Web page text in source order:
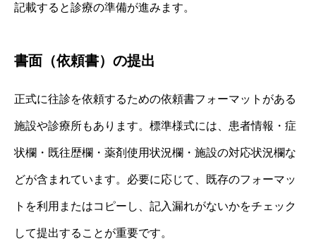
記載すると診療の準備が進みます。
書面（依頼書）の提出
正式に往診を依頼するための依頼書フォーマットがある
施設や診療所もあります。標準様式には、患者情報・症
状欄・既往歴欄・薬剤使用状況欄・施設の対応状況欄な
どが含まれています。必要に応じて、既存のフォーマッ
トを利用またはコピーし、記入漏れがないかをチェック
して提出することが重要です。